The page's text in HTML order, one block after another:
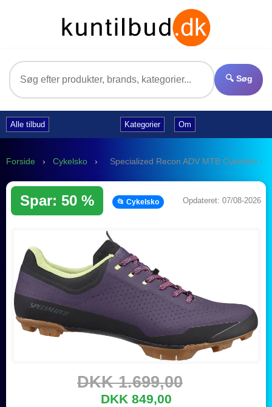
🔍 Søg
Alle tilbud Kategorier Om
Forside › Cykelsko › Specialized Recon ADV MTB Cykelsko -
Spar: 50 % 📂 Cykelsko Opdateret: 07/08-2026
DKK 1.699,00
DKK 849,00